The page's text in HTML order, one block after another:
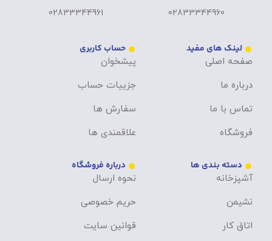
02833344960
02833344961
لینک های مفید
صفحه اصلی
درباره ما
تماس با ما
فروشگاه
حساب کاربری
پیشخوان
جزییات حساب
سفارش ها
علاقمندی ها
دسته بندی ها
آشپزخانه
نشیمن
اتاق کار
درباره فروشگاه
نحوه ارسال
حریم خصوصی
قوانین سایت